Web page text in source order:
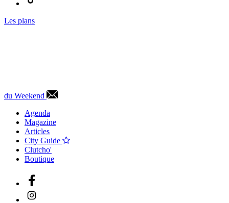
Les plans
du Weekend
Agenda
Magazine
Articles
City Guide
Clutcho'
Boutique